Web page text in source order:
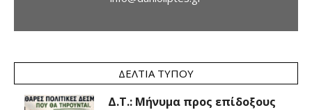
ΔΕΛΤΊΑ ΤΎΠΟΥ
Δ.Τ.: Μήνυμα προς επίδοξους